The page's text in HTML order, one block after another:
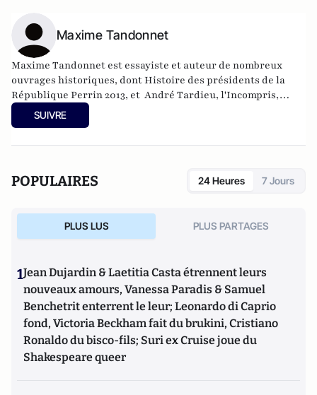
européenne dans les électorats et les opinions publiques. Il
est notamment l'auteur de
(toujours) l'Europe ?(éditions de La Documentation
Française, 2014) etHistoire d’une révolution électorale
(2015-2018)avec Anne Muxel (Classiques Garnier, 2019).
Maxime Tandonnet
Maxime Tandonnet est essayiste et auteur de nombreux
ouvrages historiques, dont Histoire des présidents de la
République Perrin 2013, et André Tardieu, l'Incompris,
Perrin 2019.
SUIVRE
POPULAIRES 24 Heures 7 Jours
PLUS LUS PLUS PARTAGES
1Jean Dujardin & Laetitia Casta étrennent leurs
nouveaux amours, Vanessa Paradis & Samuel
Benchetrit enterrent le leur; Leonardo di Caprio
fond, Victoria Beckham fait du brukini, Cristiano
Ronaldo du bisco-fils; Suri ex Cruise joue du
Shakespeare queer